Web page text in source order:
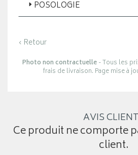
POSOLOGIE
‹ Retour
Photo non contractuelle- Tous les
frais de livraison. Page mise à
AVIS
Ce produit ne comporte
client.